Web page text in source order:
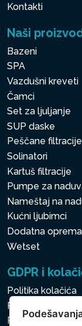
Kontakti
Naši
Bazeni
SPA
Vazdušni kreveti
Čamci
Set za ljuljanje
SUP daske
Peščane filtracije
Solinatori
Kartuš filtracije
Pumpe za
Nameštaj na
Kućni ljubimci
Dodatna oprema
Wetset
GDPR i
Politika kolačića
Politika zaštite
Politika kolačića